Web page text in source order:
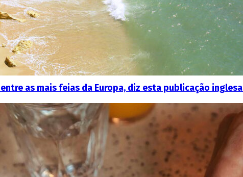
as mais feias da Europa, diz esta publicação inglesa